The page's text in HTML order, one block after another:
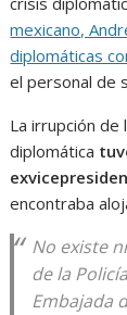
mexicano,
diplomáticas
el personal de
La irrupción de
diplomática
encontraba
No existe
de la
Embajada